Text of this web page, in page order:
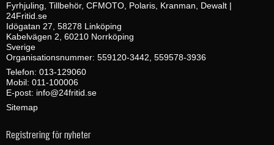
Fyrhjuling, Tillbehör, CFMOTO, Polaris, Kranman, Dewalt |
24Fritid.se
Idögatan 27, 58278 Linköping
Kabelvägen 2, 60210 Norrköping
Sverige
Organisationsnummer: 559120-3442, 559578-3936
Telefon: 013-129060
Mobil: 011-100006
E-post: info@24fritid.se
Sitemap
Registrering för nyheter